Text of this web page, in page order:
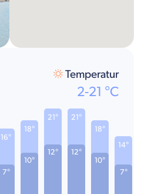
Temperatur
2-21 °C
7°
16°
10°
18°
12°
21°
12°
21°
10°
18°
7°
14°